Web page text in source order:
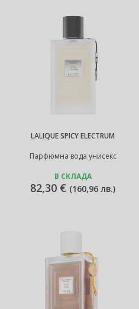
LALIQUE SPICY ELECTRUM
Парфюмна вода унисекс
В СКЛАДА
82,30 € (160,96 лв.)